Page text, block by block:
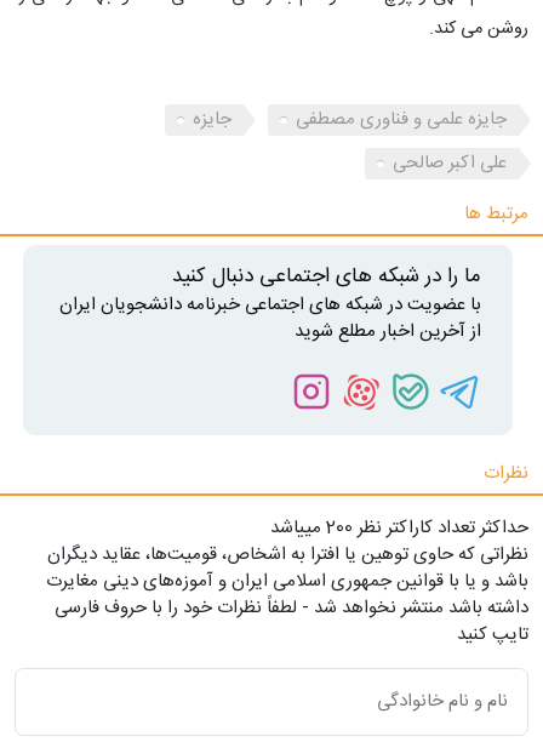
روشن می کند.
جایزه علمی و فناوری مصطفی
جایزه
علی اکبر صالحی
مرتبط ها
ما را در شبکه های اجتماعی دنبال کنید
با عضویت در شبکه های اجتماعی خبرنامه دانشجویان ایران
از آخرین اخبار مطلع شوید
نظرات
حداکثر تعداد کاراکتر نظر 200 ميياشد
نظراتی که حاوی توهین یا افترا به اشخاص، قومیت‌ها، عقاید دیگران
باشد و یا با قوانین جمهوری اسلامی ایران و آموزه‌های دینی مغایرت
داشته باشد منتشر نخواهد شد - لطفاً نظرات خود را با حروف فارسی
تایپ کنید